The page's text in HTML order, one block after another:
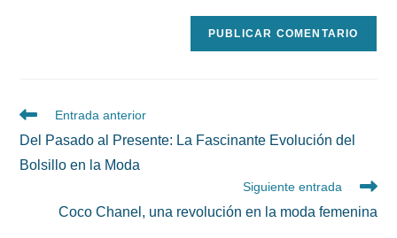
Leer
artículos
Entrada anterior
Del Pasado al Presente: La Fascinante Evolución del
Bolsillo en la Moda
Siguiente entrada
Coco Chanel, una revolución en la moda femenina